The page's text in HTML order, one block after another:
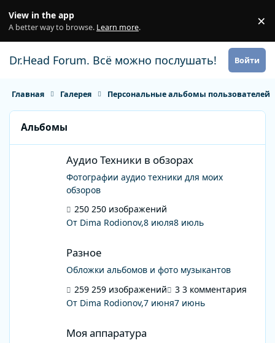
View in the app
A better way to browse. Learn more. ×
Dr.Head Forum. Всё можно послушать! Войти
Главная Галерея Персональные альбомы пользователей
Альбомы
Аудио Техники в обзорах
Фотографии аудио техники для моих
обзоров
250 изображений
От Dima Rodionov,8 июля8 июль
Разное
Обложки альбомов и фото музыкантов
259 изображений
3 комментария
От Dima Rodionov,7 июня7 июнь
Моя аппаратура